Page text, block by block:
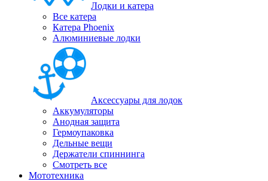
Лодки и катера
Все катера
Катера Phoenix
Алюминиевые лодки
Аксессуары для лодок
Аккумуляторы
Анодная защита
Гермоупаковка
Дельные вещи
Держатели спиннинга
Смотреть все
Мототехника